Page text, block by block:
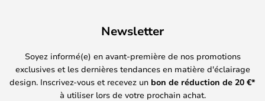
Newsletter
Soyez informé(e) en avant-première de nos promotions
exclusives et les dernières tendances en matière d'éclairage
design. Inscrivez-vous et recevez un bon de réduction de 20 €*
à utiliser lors de votre prochain achat.